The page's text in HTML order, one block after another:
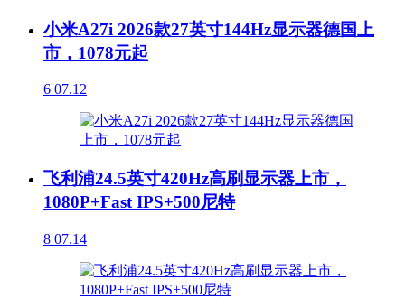
小米A27i 2026款27英寸144Hz显示器德国上
市，1078元起
6 07.12
飞利浦24.5英寸420Hz高刷显示器上市，
1080P+Fast IPS+500尼特
8 07.14